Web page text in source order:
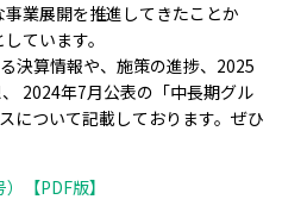
業展開を推進してきたことか
ています。
決算情報や、施策の進捗、2025
2024年7月公表の「中長期グル
について記載しております。ぜひ
【PDF版】